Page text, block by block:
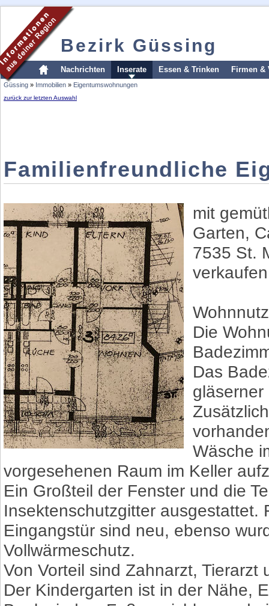
Bezirk Güssing
Nachrichten Inserate Essen & Trinken Firmen &
Güssing » Immobilien » Eigentumswohnungen
zurück zur letzten Auswahl
Familienfreundliche
mit
Garten,
7535 St.
Die
Das
Wäsche
vorgesehenen Raum im Keller
Ein Großteil der Fenster und die
Insektenschutzgitter ausgestattet.
Eingangstür sind neu, ebenso
Vollwärmeschutz.
Von Vorteil sind Zahnarzt,
Der Kindergarten ist in der Nähe,